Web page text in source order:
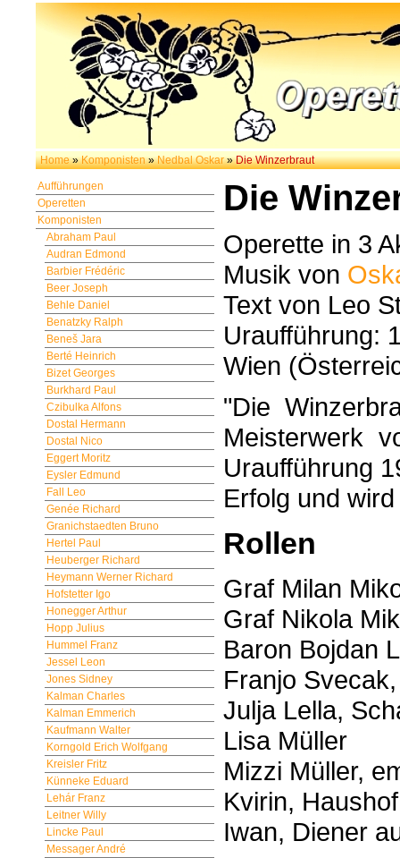
Home »Komponisten »Nedbal Oskar »Die Winzerbraut
Aufführungen
Operetten
Komponisten
Abraham Paul
Audran Edmond
Barbier Frédéric
Beer Joseph
Behle Daniel
Benatzky Ralph
Beneš Jara
Berté Heinrich
Bizet Georges
Burkhard Paul
Czibulka Alfons
Dostal Hermann
Dostal Nico
Eggert Moritz
Eysler Edmund
Fall Leo
Genée Richard
Granichstaedten Bruno
Hertel Paul
Heuberger Richard
Heymann Werner Richard
Hofstetter Igo
Honegger Arthur
Hopp Julius
Hummel Franz
Jessel Leon
Jones Sidney
Kalman Charles
Kalman Emmerich
Kaufmann Walter
Korngold Erich Wolfgang
Kreisler Fritz
Künneke Eduard
Lehár Franz
Leitner Willy
Lincke Paul
Messager André
Die
Operette in 3
Musik von
Text von Leo
Uraufführung:
Wien
"Die
Meisterwerk
Uraufführung
Erfolg und
Rollen
Graf Milan
Graf Nikola
Baron Bojdan
Franjo
Julja Lella,
Lisa Müller
Mizzi Müller,
Kvirin,
Iwan, Diener